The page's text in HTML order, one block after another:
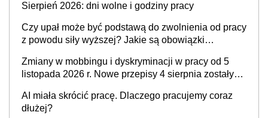
Sierpień 2026: dni wolne i godziny pracy
Czy upał może być podstawą do zwolnienia od pracy
z powodu siły wyższej? Jakie są obowiązki
Zmiany w mobbingu i dyskryminacji w pracy od 5
listopada 2026 r. Nowe przepisy 4 sierpnia zostały
AI miała skrócić pracę. Dlaczego pracujemy coraz
dłużej?